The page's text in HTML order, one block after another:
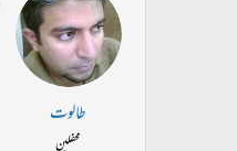
طالوت
محفلین